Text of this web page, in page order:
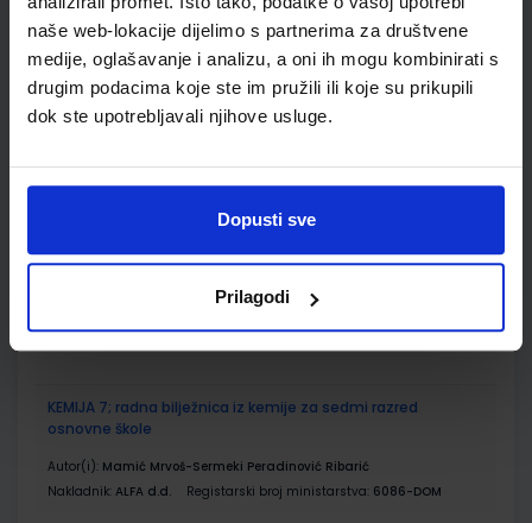
naše web-lokacije dijelimo s partnerima za društvene
medije, oglašavanje i analizu, a oni ih mogu kombinirati s
drugim podacima koje ste im pružili ili koje su prikupili
dok ste upotrebljavali njihove usluge.
Dopusti sve
Prilagodi
500177
Udžbenik Omot
KEMIJA 7; udžbenik iz kemije za sedmi razred osnovne škole
Autor(i):Mamić Mrvoš-Sermek Peradinović Ribarić
Nakladnik:ALFA d.d. Registarski broj ministarstva:6086
CIJENA:
Udžbenik Omot
KEMIJA 7; radna bilježnica iz kemije za sedmi razred
osnovne škole
Autor(i): Mamić Mrvoš-Sermeki Peradinović Ribarić
Nakladnik: ALFA d.d. Registarski broj ministarstva: 6086-DOM